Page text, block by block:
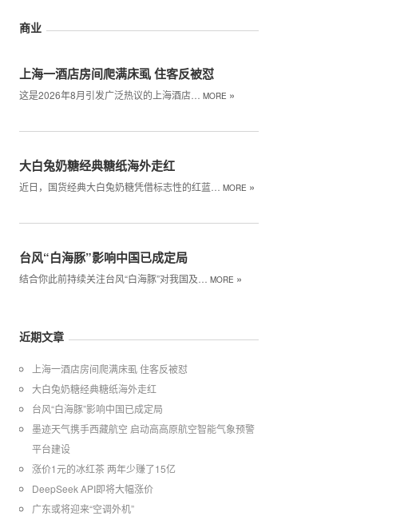
商业
上海一酒店房间爬满床虱 住客反被怼
这是2026年8月引发广泛热议的上海酒店… MORE »
大白兔奶糖经典糖纸海外走红
近日，国货经典大白兔奶糖凭借标志性的红蓝… MORE »
台风“白海豚”影响中国已成定局
结合你此前持续关注台风“白海豚”对我国及… MORE »
近期文章
上海一酒店房间爬满床虱 住客反被怼
大白兔奶糖经典糖纸海外走红
台风“白海豚”影响中国已成定局
墨迹天气携手西藏航空 启动高高原航空智能气象预警
平台建设
涨价1元的冰红茶 两年少赚了15亿
DeepSeek API即将大幅涨价
广东或将迎来“空调外机”